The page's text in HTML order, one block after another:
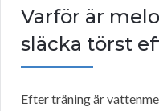
Varför är
släcka törst
Efter träning är